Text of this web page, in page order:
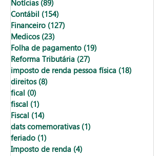
Notícias (89)
Contábil (154)
Financeiro (127)
Medicos (23)
Folha de pagamento (19)
Reforma Tributária (27)
imposto de renda pessoa física (18)
direitos (8)
fical (0)
fiscal (1)
Fiscal (14)
dats comemorativas (1)
feriado (1)
Imposto de renda (4)